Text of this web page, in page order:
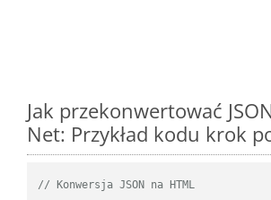
Jak przekonwertować
Net: Przykład kodu krok
// Konwersja JSON na HTML